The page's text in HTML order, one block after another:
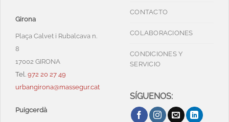
Girona
Plaça Calvet i Rubalcava n.
8
17002 GIRONA
Tel. 972 20 27 49
urbangirona@massegur.cat
Puigcerdà
CONTACTO
COLABORACIONES
CONDICIONES Y
SERVICIO
SÍGUENOS: